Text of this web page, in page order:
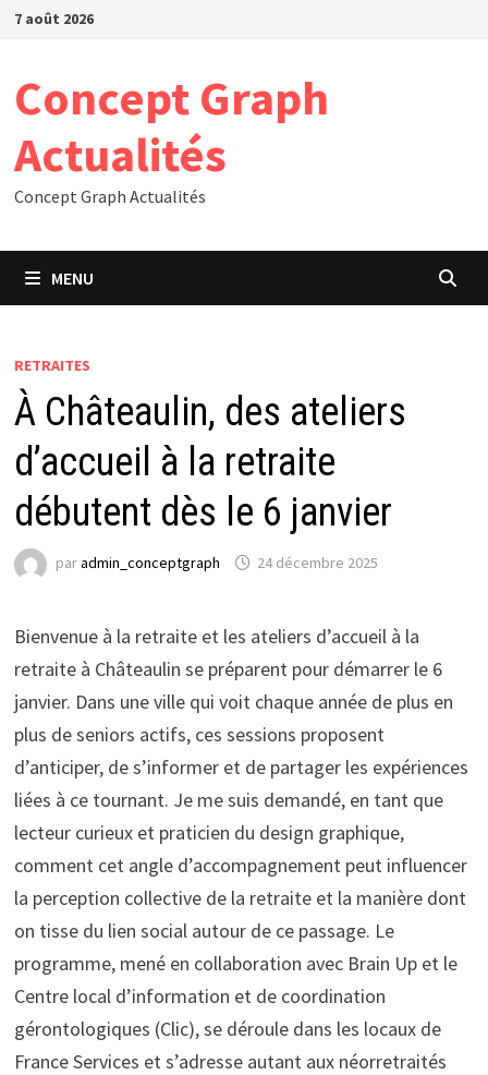
Passer
7 août 2026
Concept Graph
Actualités
Concept Graph Actualités
MENU
RETRAITES
À Châteaulin, des ateliers
d’accueil à la retraite
débutent dès le 6 janvier
paradmin_conceptgraph 24 décembre 2025
Bienvenue à la retraite et les ateliers d’accueil à la
retraite à Châteaulin se préparent pour démarrer le 6
janvier. Dans une ville qui voit chaque année de plus en
plus de seniors actifs, ces sessions proposent
d’anticiper, de s’informer et de partager les expériences
liées à ce tournant. Je me suis demandé, en tant que
lecteur curieux et praticien du design graphique,
comment cet angle d’accompagnement peut influencer
la perception collective de la retraite et la manière dont
on tisse du lien social autour de ce passage. Le
programme, mené en collaboration avec Brain Up et le
Centre local d’information et de coordination
gérontologiques (Clic), se déroule dans les locaux de
France Services et s’adresse autant aux néorretraités